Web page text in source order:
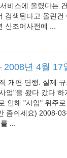
비스에 올렸다는
검색된다고 올린
신조어사전에 ...
2008년 4월 17
개편 단행. 실제
업"을 왔다 갔다
인해 "사업" 위주
좀쉬세요) 2008-
...